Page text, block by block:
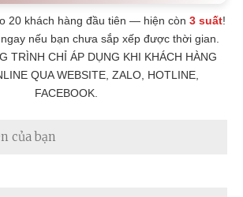
20 khách hàng đầu tiên — hiện còn3 suất!
nếu bạn chưa sắp xếp được thời gian.
TRÌNH CHỈ ÁP DỤNG KHI KHÁCH HÀNG
QUA WEBSITE, ZALO, HOTLINE,
FACEBOOK.